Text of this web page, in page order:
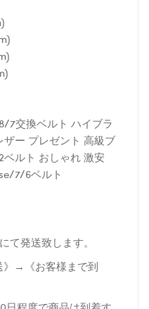
7交換ベルト ハイブラ
ー プレゼント 高級ブ
ルト おしゃれ 激安
7/6ベルト
て発送致します。
》→《お客様まで到